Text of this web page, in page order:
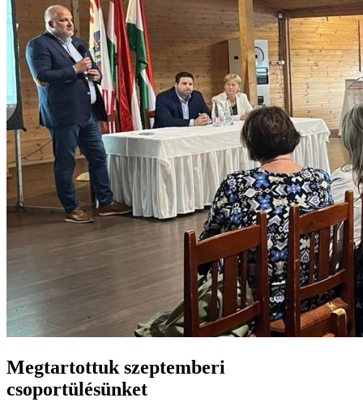
Megtartottuk szeptemberi
csoportülésünket